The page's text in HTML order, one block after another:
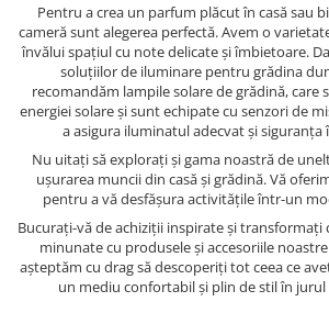
Pentru a crea un parfum plăcut în casă sau
cameră sunt alegerea perfectă. Avem o
învălui spațiul cu note delicate și îmbietoare.
soluțiilor de iluminare pentru grădina
recomandăm lampile solare de grădină, care
energiei solare și sunt echipate cu senzori de
a asigura iluminatul adecvat și
Nu uitați să explorați și gama noastră de
ușurarea muncii din casă și grădină. Vă
pentru a vă desfășura activitățile într-un
Bucurați-vă de achiziții inspirate și transformați
minunate cu produsele și accesoriile noastre
așteptăm cu drag să descoperiți tot ceea ce
un mediu confortabil și plin de stil în